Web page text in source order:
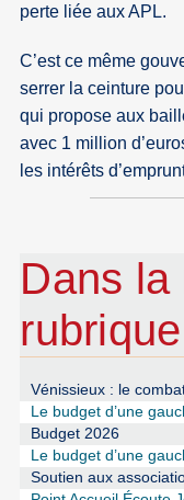
perte liée aux APL.
C’est ce même
serrer la ceinture
qui propose aux
avec 1 million
les intérêts
Dans la
Vénissieux : le
Le budget d’une
Budget 2026
Le budget d’une
Soutien aux